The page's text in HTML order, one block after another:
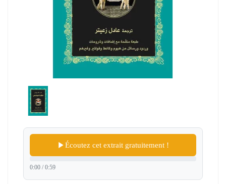
Écoutez cet extrait gratuitement !
0:00 / 0:59